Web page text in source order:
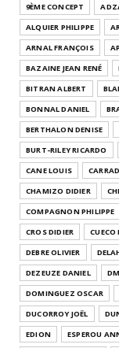
9ÈME CONCEPT
ALQUIER PHILIPPE
ARNAL FRANÇOIS
BAZAINE JEAN RENÉ
BITRAN ALBERT
BONNAL DANIEL
BERTHALON DENISE
BURT-RILEY RICARDO
CANE LOUIS
CHAMIZO DIDIER
COMPAGNON PHILIPPE
CROS DIDIER
CUECO
DEBRE OLIVIER
DEZEUZE DANIEL
DOMINGUEZ OSCAR
DUCORROY JOËL
EDION
ESPEROU